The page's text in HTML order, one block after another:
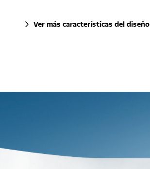
Ver más características del diseño